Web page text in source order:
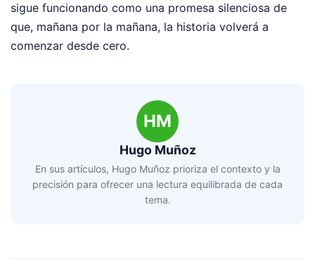
sigue funcionando como una promesa silenciosa de
que, mañana por la mañana, la historia volverá a
comenzar desde cero.
HM
Hugo Muñoz
En sus artículos, Hugo Muñoz prioriza el contexto y la
precisión para ofrecer una lectura equilibrada de cada
tema.